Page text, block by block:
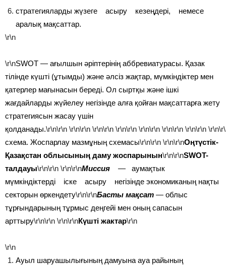
стратегияларды жүзеге асыру кезеңдері, немесе
аралық мақсаттар.
\r\n
\r\nSWOT — ағылшын әріптерінің аббревиатурасы. Қазак
тілінде күшті (ұтымды) және әлсіз жақтар, мүмкіндіктер мен
қатерлер мағынасын береді. Ол сыртқы және ішкі
жағдайларды жүйелеу негізінде алға қойған мақсаттарға жету
стратегиясын жасау үшін
қолданады.\r\n\r\n \r\n\r\n \r\n\r\n \r\n\r\n \r\n\r\n \r\n\r\n \r\n\r\n
схема. Жоспарлау мазмұның схемасы\r\n\r\n \r\n\r\nОңтүстік-
Қазақстан облысының даму жоспарынын\r\n\r\nSWOT-
талдауы\r\n\r\n \r\n\r\nМиссия — аумақтык
мүмкіндіктерді іске асыру негізінде экономиканың нақты
секторын өркендету\r\n\r\nБасты мақсат — облыс
тұрғындарының тұрмыс деңгейі мен оның сапасын
арттыру\r\n\r\n \r\n\r\nКүшті жактар\r\n
\r\n
Ауыл шаруашылығының дамуына ауа райының